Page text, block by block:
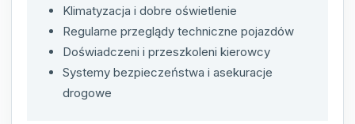
Klimatyzacja i dobre oświetlenie
Regularne przeglądy techniczne pojazdów
Doświadczeni i przeszkoleni kierowcy
Systemy bezpieczeństwa i asekuracje
drogowe